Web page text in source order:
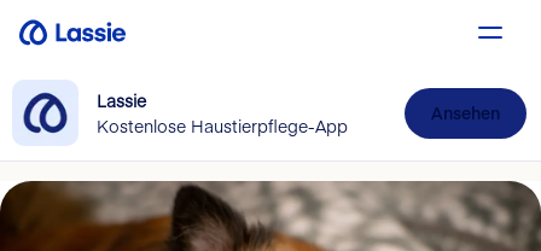
Lassie
Kostenlose Haustierpflege-App
Ansehen